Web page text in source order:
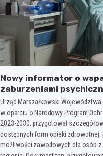
Nowy informator o
zaburzeniami
Zachodniopomorskiem
Urząd Marszałkowski
w oparciu o Narodowy Program
2023-2030, przygotował
dostępnych form opieki zdrowotnej,
możliwości zawodowych dla osób